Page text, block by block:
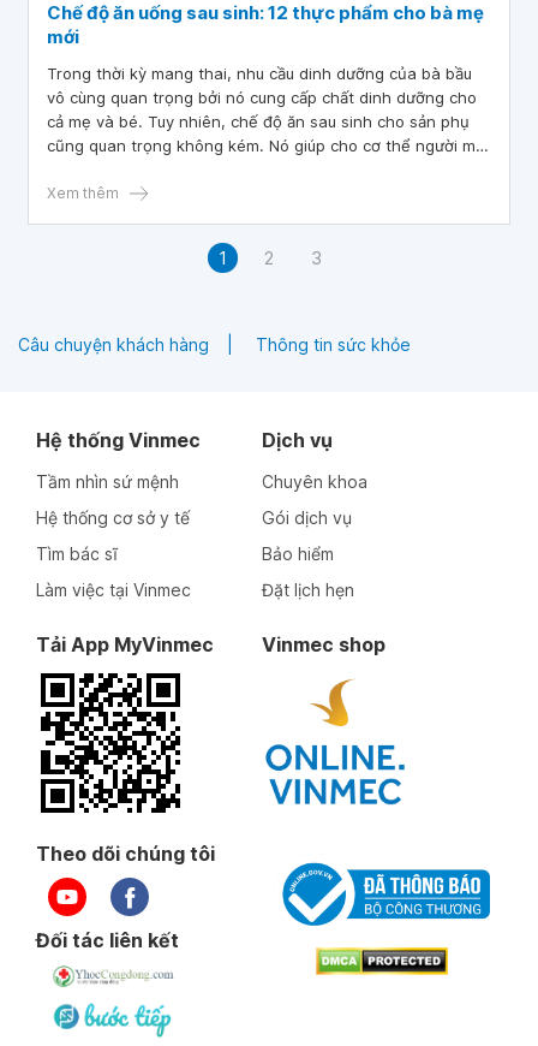
Chế độ ăn uống sau sinh: 12 thực phẩm cho bà mẹ
mới
Trong thời kỳ mang thai, nhu cầu dinh dưỡng của bà bầu
vô cùng quan trọng bởi nó cung cấp chất dinh dưỡng cho
cả mẹ và bé. Tuy nhiên, chế độ ăn sau sinh cho sản phụ
cũng quan trọng không kém. Nó giúp cho cơ thể người mẹ
thời cung cấp năng lượng và chất dinh dưỡng cần thiết để
Xem thêm
1 2 3
Câu chuyện khách hàng Thông tin sức khỏe
Hệ thống Vinmec
Tầm nhìn sứ mệnh
Hệ thống cơ sở y tế
Tìm bác sĩ
Làm việc tại Vinmec
Dịch vụ
Chuyên khoa
Gói dịch vụ
Bảo hiểm
Đặt lịch hẹn
Tải App MyVinmec Vinmec shop
Theo dõi chúng tôi
Đối tác liên kết